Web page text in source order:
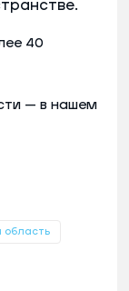
40
— в нашем
область